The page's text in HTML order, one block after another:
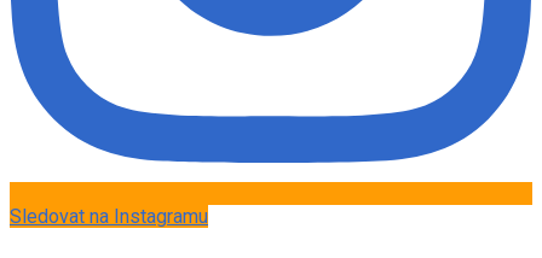
Sledovat na Instagramu